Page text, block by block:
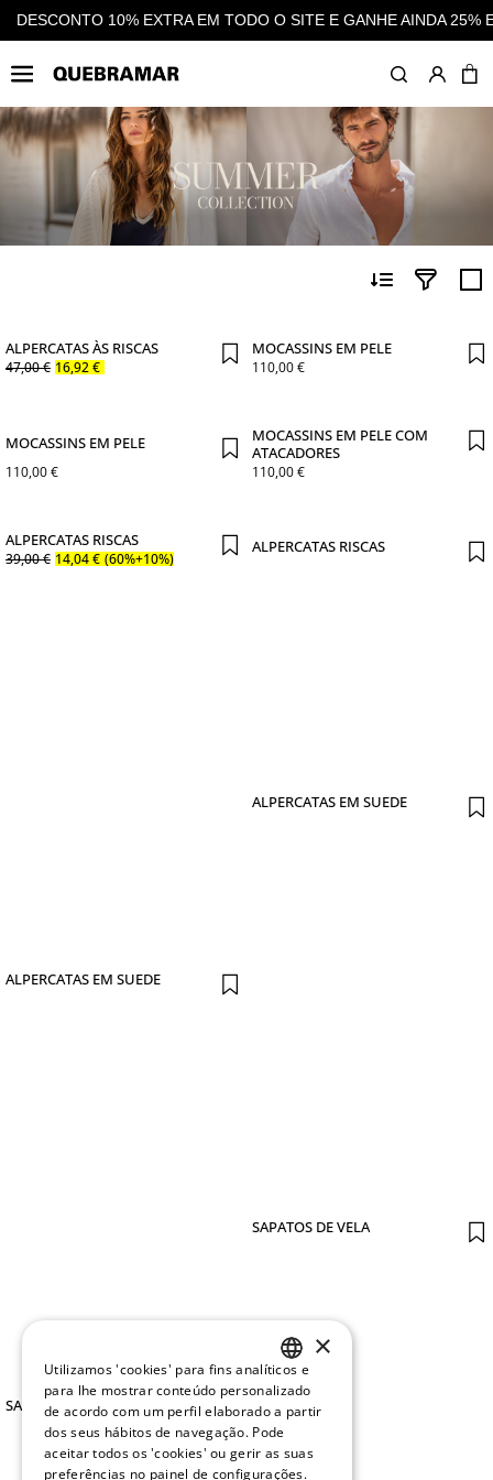
SITE E GANHE AINDA 25% EM CASHBACK EM TODAS AS
OUTLET HOMEM
ALPERCATAS ÀS RISCAS
47,00€ 16,92€
MOCASSINS EM PELE
110,00€
MOCASSINS EM PELE
110,00€
MOCASSINS EM PELE COM
ATACADORES
110,00€
ALPERCATAS RISCAS
39,00€ 14,04€ (60%+10%)
ALPERCATAS RISCAS
ALPERCATAS EM SUEDE
ALPERCATAS EM SUEDE
SAPATOS DE VELA
SAPATOS DE VELA
PORTUGUESE
ENGLISH
×
Utilizamos 'cookies' para fins analíticos e
para lhe mostrar conteúdo personalizado
de acordo com um perfil elaborado a partir
dos seus hábitos de navegação. Pode
aceitar todos os 'cookies' ou gerir as suas
preferências no painel de configurações.